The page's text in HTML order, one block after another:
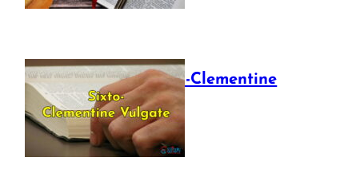
The Sixto-Clementine
Vulgate
July 12, 2025